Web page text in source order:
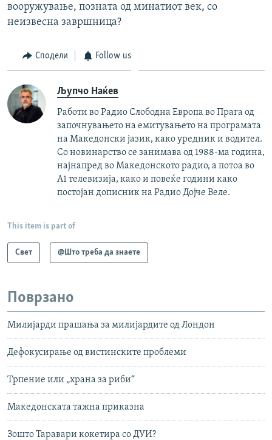
вооружување, позната од минатиот век, со
неизвесна завршница?
Сподели Follow us
Љупчо Наќев
Работи во Радио Слободна Европа во Прага од
започнувањето на емитувањето на програмата
на Македонски јазик, како уредник и водител.
Со новинарство се занимава од 1988-ма година,
најнапред во Македонското радио, а потоа во
А1 телевизија, како и повеќе години како
постојан дописник на Радио Дојче Веле.
This item is part of
Свет @Што треба да знаете
Поврзано
Милијарди прашања за милијардите од Лондон
Дефокусирање од вистинските проблеми
Трпение или „храна за риби“
Македонската тажна приказна
Зошто Таравари кокетира со ДУИ?